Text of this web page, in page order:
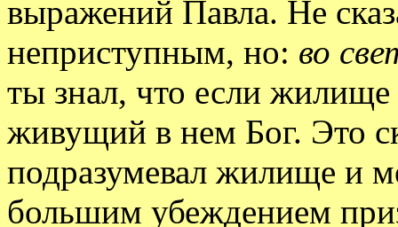
выражений Павла. Не
неприступным, но: во
ты знал, что если жилище
живущий в нем Бог. Это
подразумевал жилище и
большим убеждением